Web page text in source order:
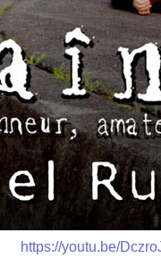
https://youtu.be/